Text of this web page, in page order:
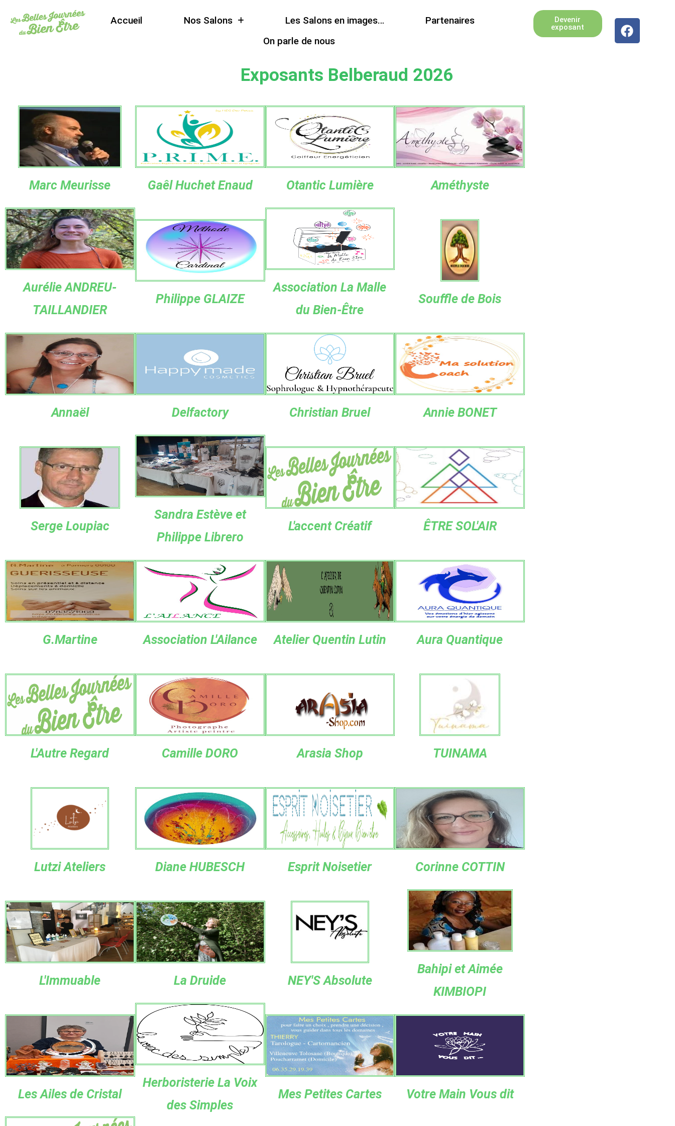
Accueil Nos Salons Les Salons en images…
Partenaires
On parle de nous
Devenir
exposant
Exposants Belberaud 2026
Marc Meurisse Gaêl Huchet Enaud Otantic Lumière Améthyste
Aurélie ANDREU-
TAILLANDIER
Philippe GLAIZE
Association La Malle
du Bien-Être
Souffle de Bois
Annaël Delfactory Christian Bruel Annie BONET
Serge Loupiac
Sandra Estève et
Philippe Librero
L'accent Créatif ÊTRE SOL'AIR
G.Martine Association L'Ailance Atelier Quentin Lutin Aura Quantique
L'Autre Regard Camille DORO Arasia Shop TUINAMA
Lutzi Ateliers Diane HUBESCH Esprit Noisetier Corinne COTTIN
L'Immuable La Druide NEY'S Absolute
Bahipi et Aimée
KIMBIOPI
Les Ailes de Cristal
Herboristerie La Voix
des Simples
Mes Petites Cartes Votre Main Vous dit